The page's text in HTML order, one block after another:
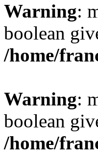
Warning:
boolean
/home/
Warning:
boolean
/home/